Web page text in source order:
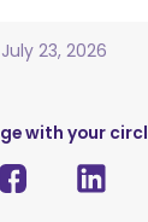
July 23, 2026
with your